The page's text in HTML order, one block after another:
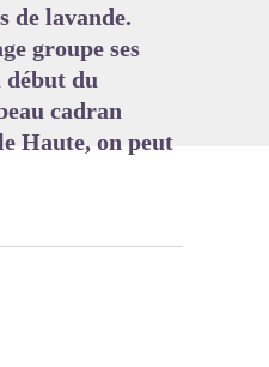
de lavande.
groupe ses
début du
cadran
Haute, on peut